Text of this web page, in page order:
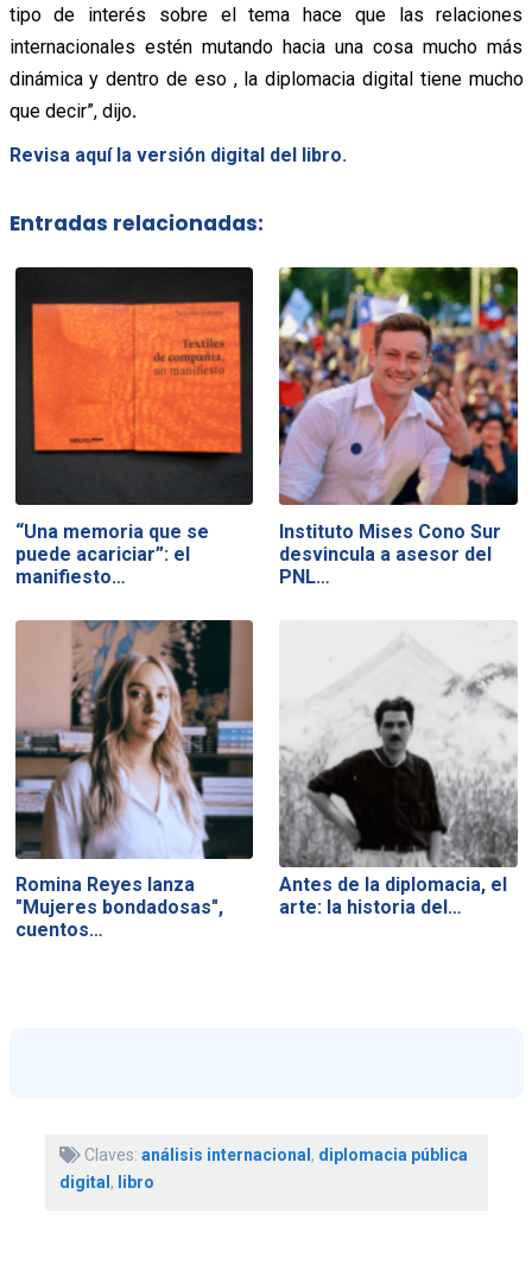
tipo de interés sobre el tema hace que las relaciones
internacionales estén mutando hacia una cosa mucho más
dinámica y dentro de eso , la diplomacia digital tiene mucho
que decir”, dijo.
Revisa aquí la versión digital del libro.
Entradas relacionadas:
“Una memoria que se
puede acariciar”: el
manifiesto…
Instituto Mises Cono Sur
desvincula a asesor del
PNL…
Romina Reyes lanza
"Mujeres bondadosas",
cuentos…
Antes de la diplomacia, el
arte: la historia del…
Claves: análisis internacional, diplomacia pública
digital, libro